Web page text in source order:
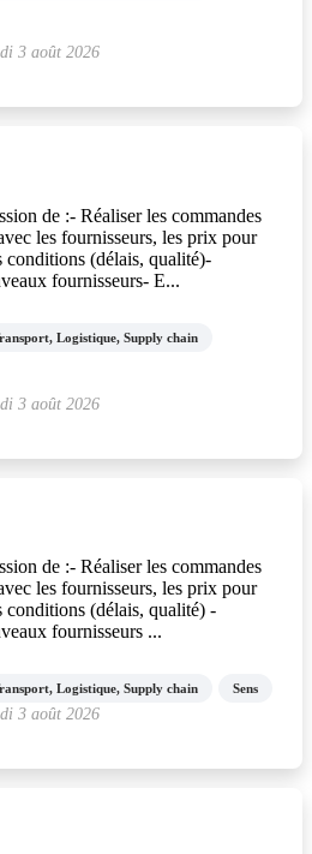
3 août 2026
de :- Réaliser les commandes
les fournisseurs, les prix pour
conditions (délais, qualité)-
fournisseurs- E...
Logistique, Supply chain
3 août 2026
de :- Réaliser les commandes
les fournisseurs, les prix pour
conditions (délais, qualité) -
fournisseurs ...
Logistique, Supply chain Sens
3 août 2026